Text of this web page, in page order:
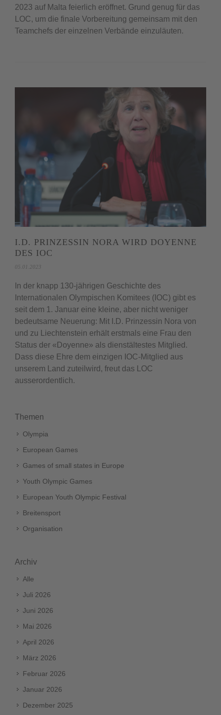
2023 auf Malta feierlich eröffnet. Grund genug für das
LOC, um die finale Vorbereitung gemeinsam mit den
Teamchefs der einzelnen Verbände einzuläuten.
I.D. PRINZESSIN NORA WIRD DOYENNE
DES IOC
05.01.2023
In der knapp 130-jährigen Geschichte des
Internationalen Olympischen Komitees (IOC) gibt es
seit dem 1. Januar eine kleine, aber nicht weniger
bedeutsame Neuerung: Mit I.D. Prinzessin Nora von
und zu Liechtenstein erhält erstmals eine Frau den
Status der «Doyenne» als dienstältestes Mitglied.
Dass diese Ehre dem einzigen IOC-Mitglied aus
unserem Land zuteilwird, freut das LOC
ausserordentlich.
Themen
Olympia
European Games
Games of small states in Europe
Youth Olympic Games
European Youth Olympic Festival
Breitensport
Organisation
Archiv
Alle
Juli 2026
Juni 2026
Mai 2026
April 2026
März 2026
Februar 2026
Januar 2026
Dezember 2025